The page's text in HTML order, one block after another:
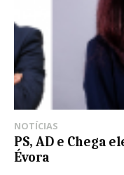
NOTÍCIAS
PS, AD e Chega
Évora